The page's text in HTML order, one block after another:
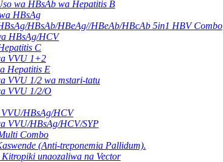
wa HBsAb wa Hepatitis B
HBsAg
HBsAb/HBeAg//HBeAb/HBcAb 5in1 HBV Combo
HBsAg/HCV
C
VVU 1+2
Hepatitis E
VVU 1/2 wa mstari-tatu
VVU 1/2/O
HBsAg/HCV
VVU/HBsAg/HCV/SYP
Combo
(Anti-treponemia Pallidum).
unaozaliwa na Vector